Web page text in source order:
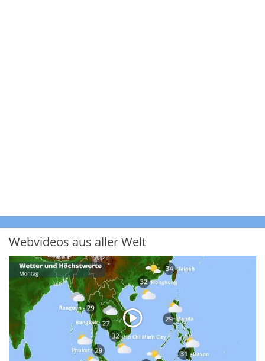
Webvideos aus aller Welt